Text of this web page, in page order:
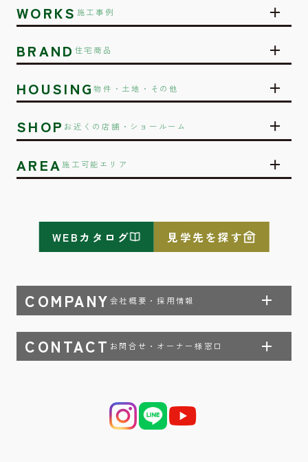
WORKS 施工事例
BRAND 住宅商品
HOUSING物件・土地・その他
SHOP お近くの店舗・ショールーム
AREA施工可能エリア
COMPANY 会社概要・採用情報
CONTACT お問合せ・オーナー様窓口
WEBカタログ 見学先を探す